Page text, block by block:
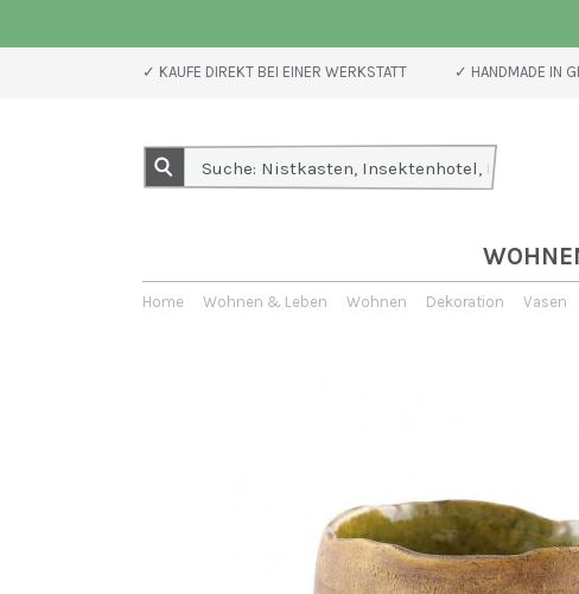
✓ KAUFE DIREKT BEI EINER WERKSTATT ✓ HANDMADE IN
Home Wohnen & Leben Wohnen Dekoration Vasen